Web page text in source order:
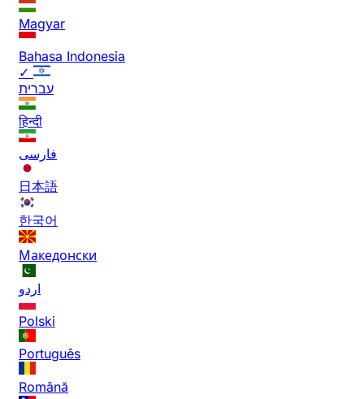
Magyar
Bahasa Indonesia
✓
עברית
हिन्दी
فارسی
日本語
한국어
Македонски
اردو
Polski
Português
Română